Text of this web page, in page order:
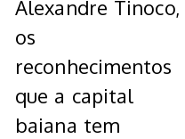
Alexandre Tinoco,
os
reconhecimentos
que a capital
baiana tem